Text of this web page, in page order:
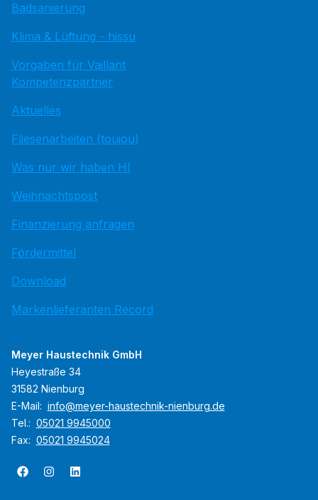
Badsanierung
Klima & Lüftung - hissu
Vorgaben für Vaillant
Kompetenzpartner
Aktuelles
Fliesenarbeiten (toujou)
Was nur wir haben HI
Weihnachtspost
Finanzierung anfragen
Fördermittel
Download
Markenlieferanten Record
Meyer Haustechnik GmbH
Heyestraße 34
31582 Nienburg
E-Mail: info@meyer-haustechnik-nienburg.de
Tel.: 05021 9945000
Fax: 05021 9945024